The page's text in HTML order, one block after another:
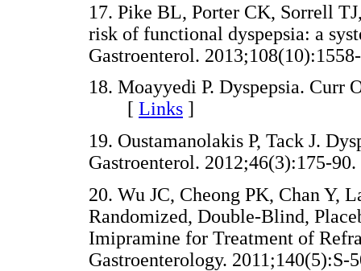
17. Pike BL, Porter CK, Sorrell
risk of functional dyspepsia: a
Gastroenterol.
18. Moayyedi P. Dyspepsia. Curr
[ Links ]
19. Oustamanolakis P, Tack J.
Gastroenterol.
20. Wu JC, Cheong PK, Chan Y,
Randomized, Double-Blind,
Imipramine for Treatment of
Gastroenterology.